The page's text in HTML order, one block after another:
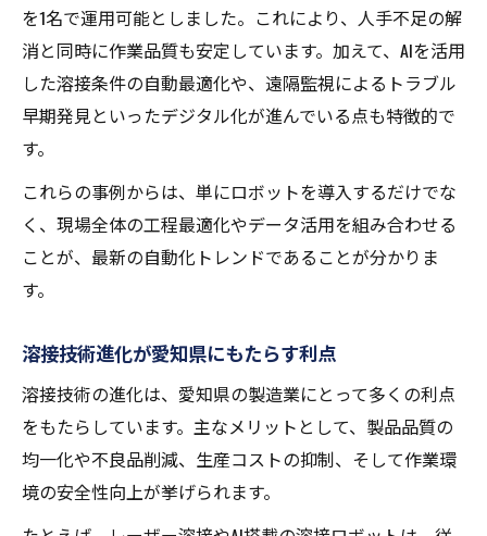
を1名で運用可能としました。これにより、人手不足の解
消と同時に作業品質も安定しています。加えて、AIを活用
した溶接条件の自動最適化や、遠隔監視によるトラブル
早期発見といったデジタル化が進んでいる点も特徴的で
す。
これらの事例からは、単にロボットを導入するだけでな
く、現場全体の工程最適化やデータ活用を組み合わせる
ことが、最新の自動化トレンドであることが分かりま
す。
溶接技術進化が愛知県にもたらす利点
溶接技術の進化は、愛知県の製造業にとって多くの利点
をもたらしています。主なメリットとして、製品品質の
均一化や不良品削減、生産コストの抑制、そして作業環
境の安全性向上が挙げられます。